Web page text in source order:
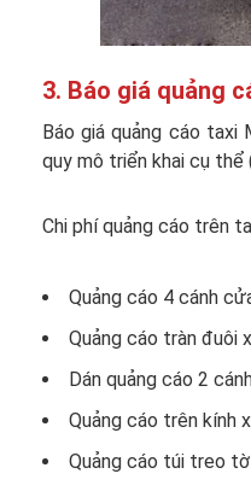
3. Báo giá quảng
Báo giá quảng cáo
quy mô triển khai cụ thể
Chi phí quảng cáo trên
Quảng cáo 4 cánh
Quảng cáo tràn đuôi
Dán quảng cáo 2
Quảng cáo trên kính
Quảng cáo túi treo